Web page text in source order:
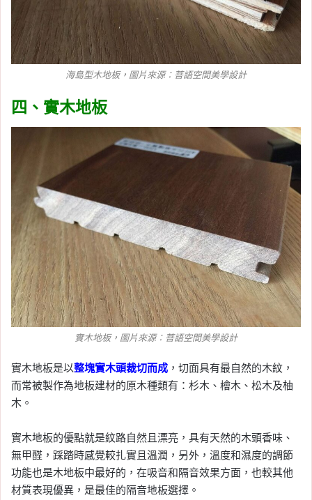
海島型木地板，圖片來源： 菩語空間美學設計
四、實木地板
實木地板，圖片來源： 菩語空間美學設計
實木地板是以整塊實木頭裁切而成 ，切面具有最自然的木紋，
而常被製作為地板建材的原木種類有：杉木、檜木、松木及柚
木。
實木地板的優點就是紋路自然且漂亮，具有天然的木頭香味、
無甲醛，踩踏時感覺較扎實且溫潤，另外，溫度和濕度的調節
功能也是木地板中最好的，在吸音和隔音效果方面，也較其他
材質表現優異，是最佳的隔音地板選擇。